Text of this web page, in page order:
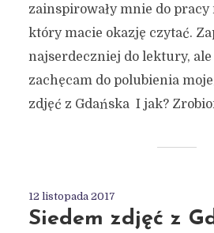
zainspirowały mnie do pracy
który macie okazję czytać.
najserdeczniej do lektury,
zachęcam do polubienia
zdjęć z Gdańska I jak?
12 listopada 2017
Siedem zdjęć z